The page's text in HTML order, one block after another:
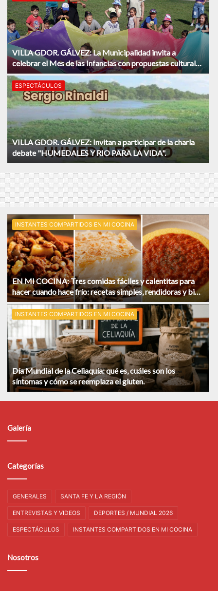
VILLA GDOR. GÁLVEZ: La Municipalidad invita a
celebrar el Mes de las Infancias con propuestas culturales
y recreativas.
ESPECTÁCULOS
VILLA GDOR. GÁLVEZ: Invitan a participar de la charla
debate "HUMEDALES Y RIO PARA LA VIDA".
INSTANTES COMPARTIDOS EN MI COCINA
EN MI COCINA: Tres comidas fáciles y calentitas para
hacer cuando hace frío: recetas simples, rendidoras y bien
argentinas.
INSTANTES COMPARTIDOS EN MI COCINA
Día Mundial de la Celiaquía: qué es, cuáles son los
síntomas y cómo se reemplaza el gluten.
Galería
Categorías
GENERALES SANTA FE Y LA REGIÓN
ENTREVISTAS Y VIDEOS DEPORTES / MUNDIAL 2026
ESPECTÁCULOS INSTANTES COMPARTIDOS EN MI COCINA
Nosotros